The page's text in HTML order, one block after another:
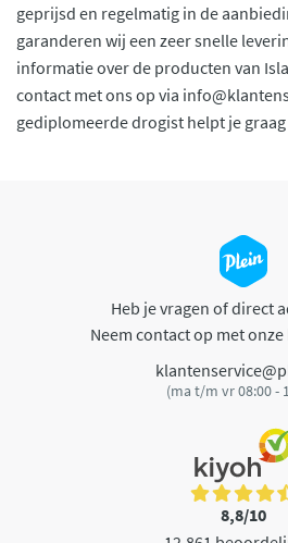
geprijsd en regelmatig in de
garanderen wij een zeer snelle
informatie over de producten van
contact met ons op via
gediplomeerde drogist helpt je
Heb je vragen of direct
Neem contact op met
(ma t/m vr 08:00 -
8,8/10